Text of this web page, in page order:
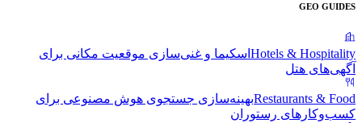
GEO GUIDES
Hotels & Hospitality اسکیما و غنی‌سازی موقعیت مکانی برای
آگهی‌های هتل
Restaurants & Foodبهینه‌سازی جستجوی هوش مصنوعی برای
کسب‌وکارهای رستوران